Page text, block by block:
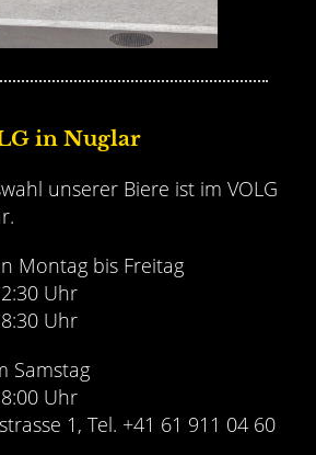
in Nuglar
unserer Biere ist im VOLG
Montag bis Freitag
Uhr
Uhr
Samstag
Uhr
1, Tel. +41 61 911 04 60